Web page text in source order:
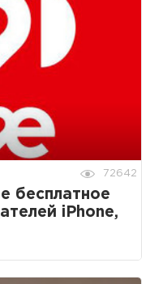
72642
бесплатное
iPhone,